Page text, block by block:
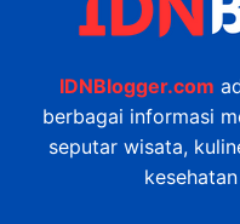
IDNBlogger.com
berbagai informasi
seputar wisata,